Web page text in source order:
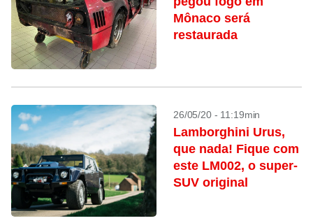
Mônaco será
restaurada
26/05/20 - 11:19min
Lamborghini Urus,
que nada! Fique com
este LM002, o super-
SUV original